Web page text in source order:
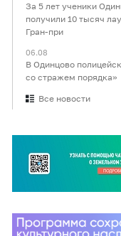
За 5 лет ученики
получили 10 тысяч
Гран-при
06.08
В Одинцово
со стражем порядка»
Все новости